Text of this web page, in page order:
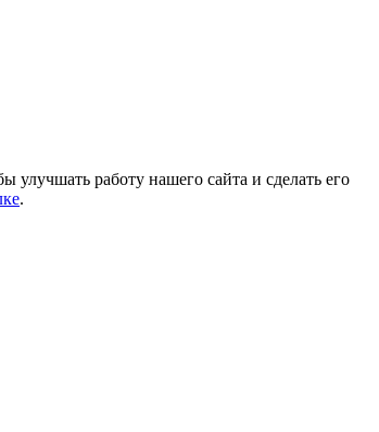
работу нашего сайта и сделать его
.